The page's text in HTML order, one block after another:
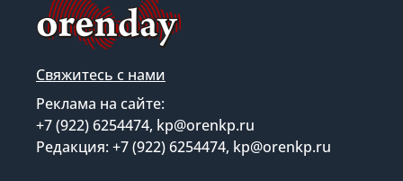
Свяжитесь с нами
Реклама на сайте:
+7 (922) 6254474, kp@orenkp.ru
Редакция: +7 (922) 6254474, kp@orenkp.ru